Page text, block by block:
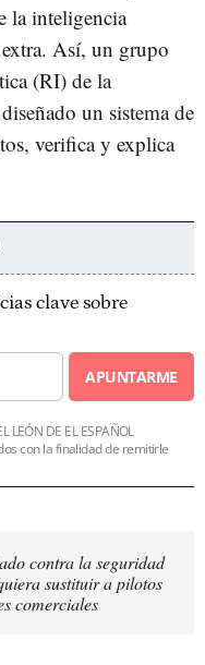
la inteligencia
Así, un grupo
(RI) de la
un sistema de
verifica y explica
clave sobre
APUNTARME
LEÓN DE EL ESPAÑOL
con la finalidad de remitirle
contra la seguridad
sustituir a pilotos
comerciales